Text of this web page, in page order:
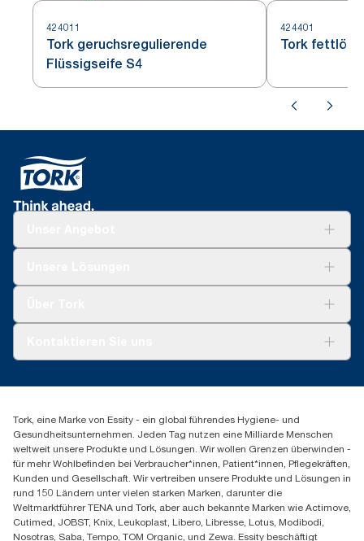
424011
Tork geruchsregulierende
Flüssigseife S4
424401
Tork
Spenderreklamation
+43 (0) 8 10-22 00 84
Essity Austria Vertriebs GmbH
Am Europlatz 2
1120 Wien
Mo-Do 8:00-16:30 | Fr 8:00-15:00
GLN: 9011111000026
Tork, eine Marke von Essity - ein global führendes Hygiene- und
Gesundheitsunternehmen. Jeden Tag nutzen eine Milliarde Menschen
weltweit unsere Produkte und Lösungen. Wir wollen Grenzen überwinden -
für mehr Wohlbefinden bei Verbraucher*innen, Patient*innen, Pflegekräften,
Kunden und Gesellschaft. Wir vertreiben unsere Produkte und Lösungen in
rund 150 Ländern unter vielen starken Marken, darunter die
Weltmarktführer TENA und Tork, aber auch bekannte Marken wie Actimove,
Cutimed, JOBST, Knix, Leukoplast, Libero, Libresse, Lotus, Modibodi,
Nosotras, Saba, Tempo, TOM Organic, und Zewa. Essity beschäftigt